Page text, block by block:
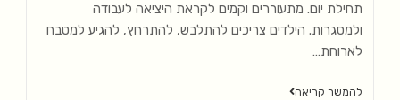
תחילת יום. מתעוררים וקמים לקראת היציאה לעבודה
ולמסגרות. הילדים צריכים להתלבש, להתרחץ, להגיע למטבח
לארוחת…
להמשך קריאה